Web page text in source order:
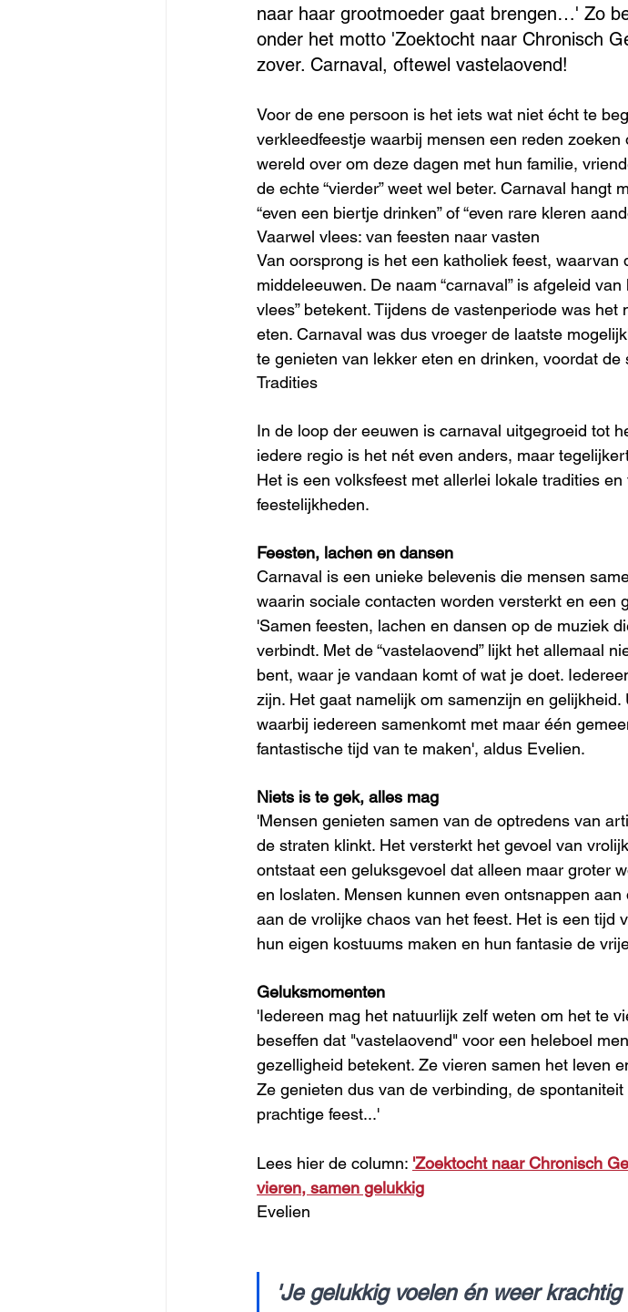
naar haar grootmoeder gaat brengen…' Zo
onder het motto 'Zoektocht naar Chronisch
zover. Carnaval, oftewel vastelaovend!
Voor de ene persoon is het iets wat niet écht te
verkleedfeestje waarbij mensen een reden
wereld over om deze dagen met hun familie,
de echte “vierder” weet wel beter. Carnaval hangt
“even een biertje drinken” of “even rare kleren
Vaarwel vlees: van feesten naar vasten
Van oorsprong is het een katholiek feest,
middeleeuwen. De naam “carnaval” is afgeleid
vlees” betekent. Tijdens de vastenperiode was
eten. Carnaval was dus vroeger de laatste
te genieten van lekker eten en drinken, voordat
Tradities
In de loop der eeuwen is carnaval uitgegroeid tot
iedere regio is het nét even anders, maar
Het is een volksfeest met allerlei lokale tradities
feestelijkheden.
Feesten, lachen en dansen
Carnaval is een unieke belevenis die mensen
waarin sociale contacten worden versterkt en een
'Samen feesten, lachen en dansen op de muziek
verbindt. Met de “vastelaovend” lijkt het allemaal
bent, waar je vandaan komt of wat je doet.
zijn. Het gaat namelijk om samenzijn en
waarbij iedereen samenkomt met maar één
fantastische tijd van te maken', aldus Evelien.
Niets is te gek, alles mag
'Mensen genieten samen van de optredens van
de straten klinkt. Het versterkt het gevoel van
ontstaat een geluksgevoel dat alleen maar groter
en loslaten. Mensen kunnen even ontsnappen
aan de vrolijke chaos van het feest. Het is een tijd
hun eigen kostuums maken en hun fantasie de
Geluksmomenten
'Iedereen mag het natuurlijk zelf weten om het te
beseffen dat "vastelaovend" voor een heleboel
gezelligheid betekent. Ze vieren samen het leven
Ze genieten dus van de verbinding, de
prachtige feest...'
Lees hier de column: 'Zoektocht naar Chronisch
vieren, samen gelukkig
Evelien
'Je gelukkig voelen én weer